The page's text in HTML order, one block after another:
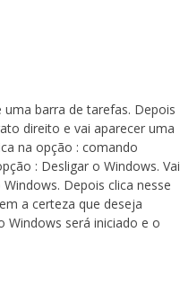
barra de tarefas. Depois
direito e vai aparecer uma
na opção : comando
: Desligar o Windows. Vai
Depois clica nesse
a certeza que deseja
Windows será iniciado e o